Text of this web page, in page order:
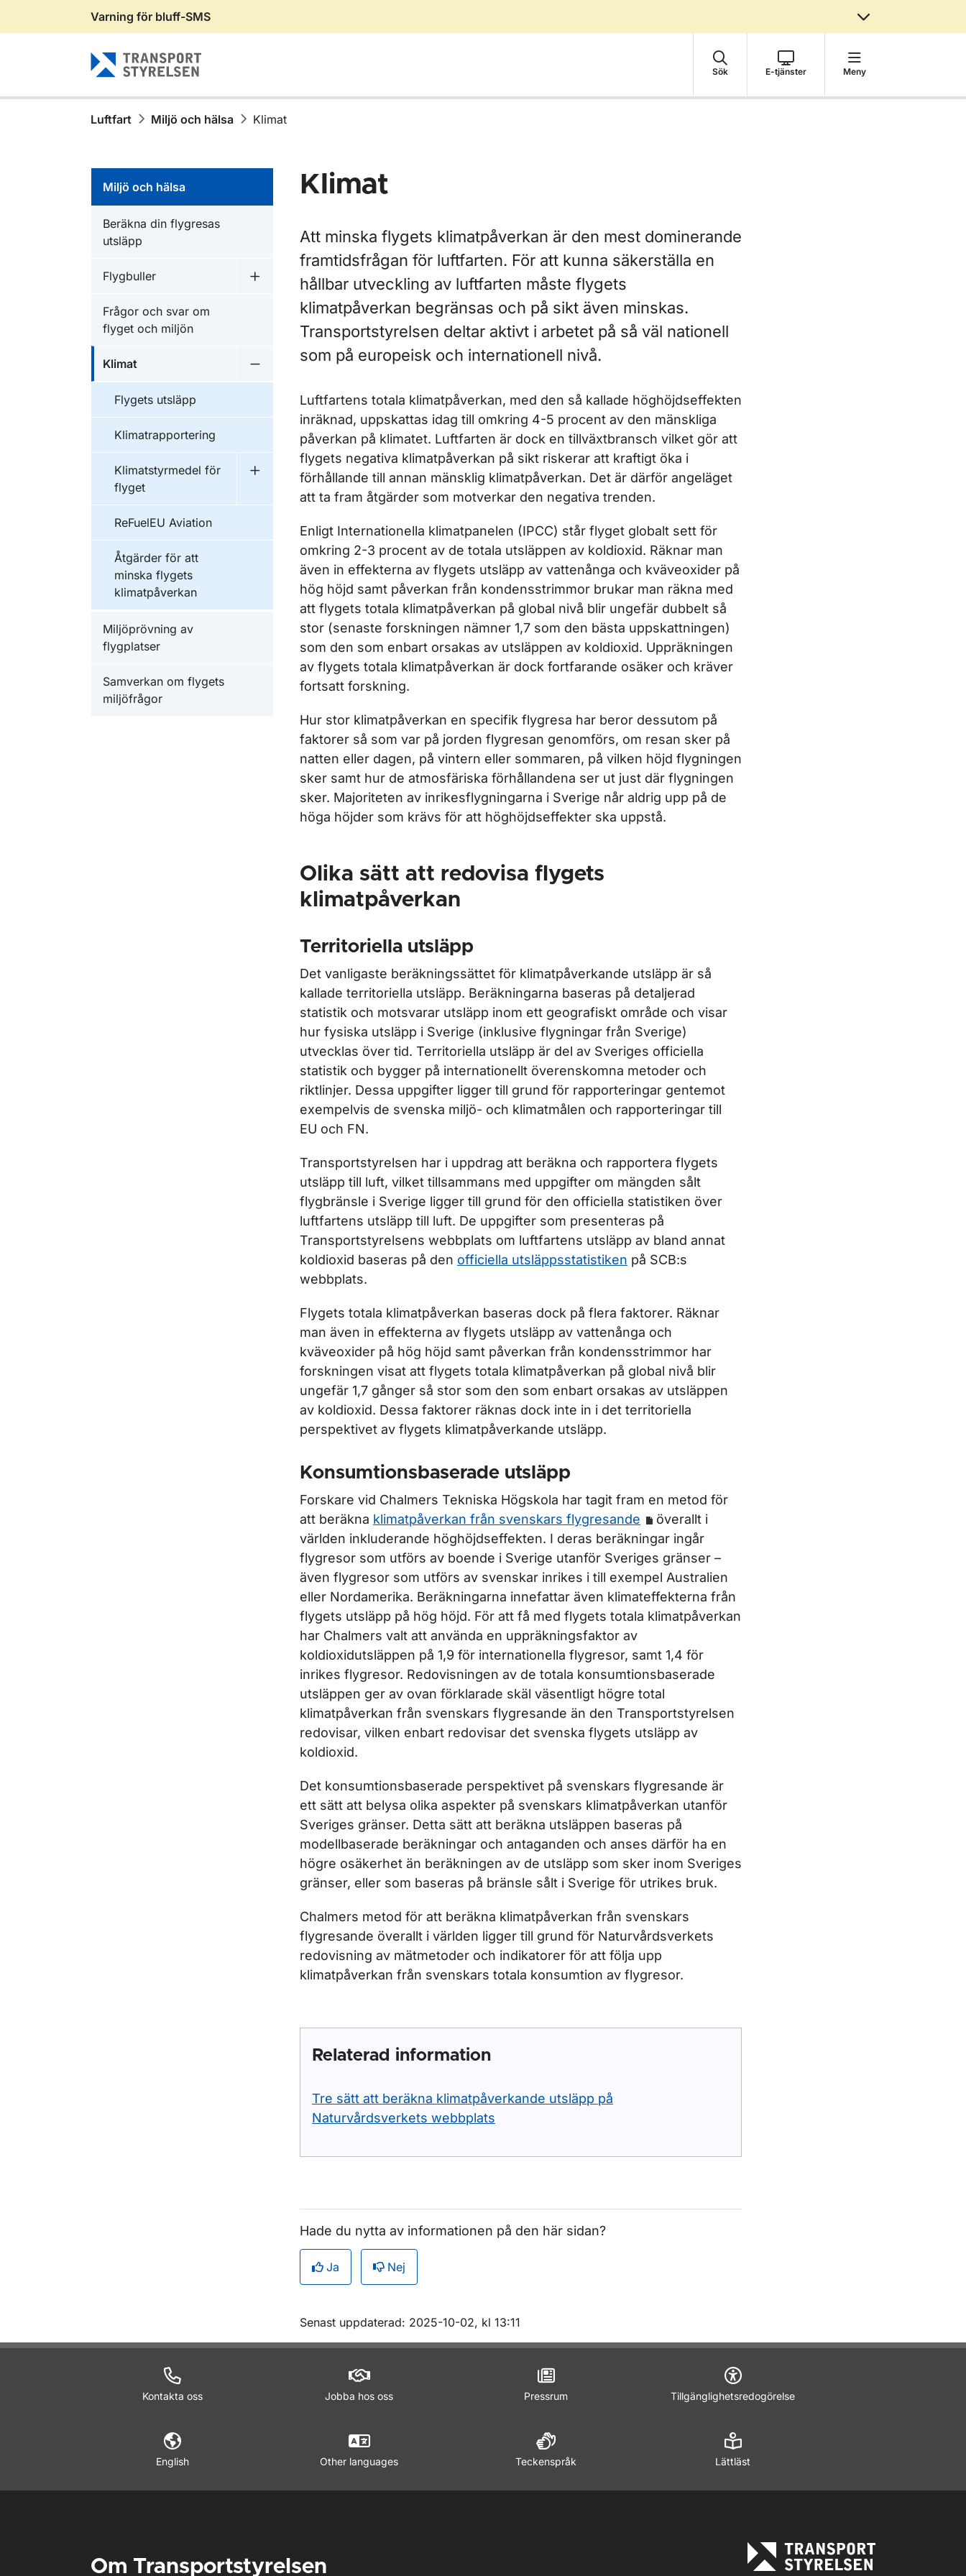
Gå till sidans innehåll
Varning för bluff-SMS
Sök E-tjänster Meny
Luftfart Miljö och hälsa Klimat
Miljö och hälsa
Beräkna din flygresas
utsläpp
Flygbuller
Undermeny för Flygbuller
Frågor och svar om
flyget och miljön
Klimat
Flygets utsläpp
Klimatrapportering
Klimatstyrmedel för
flyget
Undermeny för Klimatstyrmedel för flyget
ReFuelEU Aviation
Åtgärder för att
minska flygets
klimatpåverkan
Miljöprövning av
flygplatser
Samverkan om flygets
miljöfrågor
Klimat
Att minska flygets klimatpåverkan är den mest dominerande
framtidsfrågan för luftfarten. För att kunna säkerställa en
hållbar utveckling av luftfarten måste flygets
klimatpåverkan begränsas och på sikt även minskas.
Transportstyrelsen deltar aktivt i arbetet på så väl nationell
som på europeisk och internationell nivå.
Luftfartens totala klimatpåverkan, med den så kallade höghöjdseffekten
inräknad, uppskattas idag till omkring 4-5 procent av den mänskliga
påverkan på klimatet. Luftfarten är dock en tillväxtbransch vilket gör att
flygets negativa klimatpåverkan på sikt riskerar att kraftigt öka i
förhållande till annan mänsklig klimatpåverkan. Det är därför angeläget
att ta fram åtgärder som motverkar den negativa trenden.
Enligt Internationella klimatpanelen (IPCC) står flyget globalt sett för
omkring 2-3 procent av de totala utsläppen av koldioxid. Räknar man
även in effekterna av flygets utsläpp av vattenånga och kväveoxider på
hög höjd samt påverkan från kondensstrimmor brukar man räkna med
att flygets totala klimatpåverkan på global nivå blir ungefär dubbelt så
stor (senaste forskningen nämner 1,7 som den bästa uppskattningen)
som den som enbart orsakas av utsläppen av koldioxid. Uppräkningen
av flygets totala klimatpåverkan är dock fortfarande osäker och kräver
fortsatt forskning.
Hur stor klimatpåverkan en specifik flygresa har beror dessutom på
faktorer så som var på jorden flygresan genomförs, om resan sker på
natten eller dagen, på vintern eller sommaren, på vilken höjd flygningen
sker samt hur de atmosfäriska förhållandena ser ut just där flygningen
sker. Majoriteten av inrikesflygningarna i Sverige når aldrig upp på de
höga höjder som krävs för att höghöjdseffekter ska uppstå.
Olika sätt att redovisa flygets
klimatpåverkan
Territoriella utsläpp
Det vanligaste beräkningssättet för klimatpåverkande utsläpp är så
kallade territoriella utsläpp. Beräkningarna baseras på detaljerad
statistik och motsvarar utsläpp inom ett geografiskt område och visar
hur fysiska utsläpp i Sverige (inklusive flygningar från Sverige)
utvecklas över tid. Territoriella utsläpp är del av Sveriges officiella
statistik och bygger på internationellt överenskomna metoder och
riktlinjer. Dessa uppgifter ligger till grund för rapporteringar gentemot
exempelvis de svenska miljö- och klimatmålen och rapporteringar till
EU och FN.
Transportstyrelsen har i uppdrag att beräkna och rapportera flygets
utsläpp till luft, vilket tillsammans med uppgifter om mängden sålt
flygbränsle i Sverige ligger till grund för den officiella statistiken över
luftfartens utsläpp till luft. De uppgifter som presenteras på
Transportstyrelsens webbplats om luftfartens utsläpp av bland annat
koldioxid baseras på den officiella utsläppsstatistiken på SCB:s
webbplats.
Flygets totala klimatpåverkan baseras dock på flera faktorer. Räknar
man även in effekterna av flygets utsläpp av vattenånga och
kväveoxider på hög höjd samt påverkan från kondensstrimmor har
forskningen visat att flygets totala klimatpåverkan på global nivå blir
ungefär 1,7 gånger så stor som den som enbart orsakas av utsläppen
av koldioxid. Dessa faktorer räknas dock inte in i det territoriella
perspektivet av flygets klimatpåverkande utsläpp.
Konsumtionsbaserade utsläpp
Forskare vid Chalmers Tekniska Högskola har tagit fram en metod för
att beräkna klimatpåverkan från svenskars flygresande
överallt i
världen inkluderande höghöjdseffekten. I deras beräkningar ingår
flygresor som utförs av boende i Sverige utanför Sveriges gränser –
även flygresor som utförs av svenskar inrikes i till exempel Australien
eller Nordamerika. Beräkningarna innefattar även klimateffekterna från
flygets utsläpp på hög höjd. För att få med flygets totala klimatpåverkan
har Chalmers valt att använda en uppräkningsfaktor av
koldioxidutsläppen på 1,9 för internationella flygresor, samt 1,4 för
inrikes flygresor. Redovisningen av de totala konsumtionsbaserade
utsläppen ger av ovan förklarade skäl väsentligt högre total
klimatpåverkan från svenskars flygresande än den Transportstyrelsen
redovisar, vilken enbart redovisar det svenska flygets utsläpp av
koldioxid.
Det konsumtionsbaserade perspektivet på svenskars flygresande är
ett sätt att belysa olika aspekter på svenskars klimatpåverkan utanför
Sveriges gränser. Detta sätt att beräkna utsläppen baseras på
modellbaserade beräkningar och antaganden och anses därför ha en
högre osäkerhet än beräkningen av de utsläpp som sker inom Sveriges
gränser, eller som baseras på bränsle sålt i Sverige för utrikes bruk.
Chalmers metod för att beräkna klimatpåverkan från svenskars
flygresande överallt i världen ligger till grund för Naturvårdsverkets
redovisning av mätmetoder och indikatorer för att följa upp
klimatpåverkan från svenskars totala konsumtion av flygresor.
Relaterad information
Tre sätt att beräkna klimatpåverkande utsläpp på
Naturvårdsverkets webbplats
Hade du nytta av informationen på den här sidan?
Ja Nej
Om sidan
Senast uppdaterad: 2025-10-02, kl 13:11
Kontakta oss Jobba hos oss Pressrum Tillgänglighetsredogörelse
English Other languages Teckenspråk Lättläst
Om Transportstyrelsen